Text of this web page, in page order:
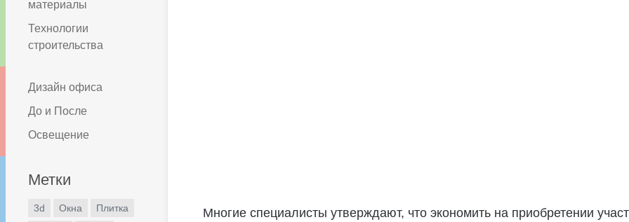
материалы
Технологии
строительства
Дизайн офиса
До и После
Освещение
Метки
3d Окна
Плитка
Многие специалисты утверждают, что экономить на приобретении